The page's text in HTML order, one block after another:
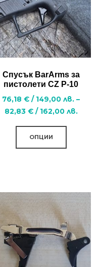
Спусък BarArms за
пистолети CZ P-10
76,18€ / 149,00лв. –
82,83 € / 162,00 лв.Price
лв.
ОПЦИИ
This
may
be
chosen